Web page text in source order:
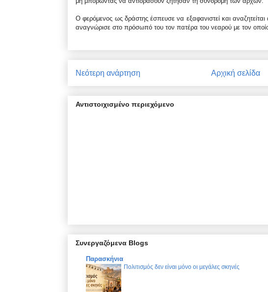
Ο φερόμενος ως δράστης έσπευσε να εξαφανιστεί και
αναγνώρισε στο πρόσωπό του τον πατέρα του νεαρού με τον οποίο
Νεότερη ανάρτηση Αρχική σελίδα
Αντιστοιχισμένο περιεχόμενο
Συνεργαζόμενα Blogs
Παρασκήνια
Πολιτισμός δεν είναι μόνο οι μεγάλες σκηνές